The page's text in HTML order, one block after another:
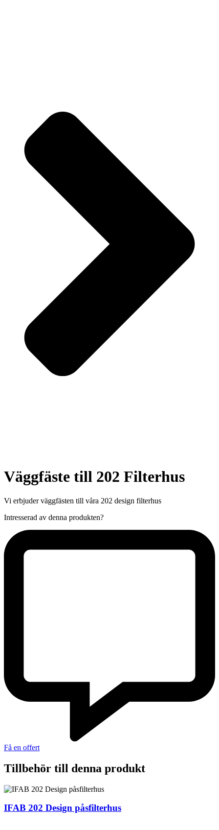
Väggfäste till 202 Filterhus
Vi erbjuder väggfästen till våra 202 design filterhus
Intresserad av denna produkten?
Få en offert
Tillbehör till denna produkt
IFAB 202 Design påsfilterhus